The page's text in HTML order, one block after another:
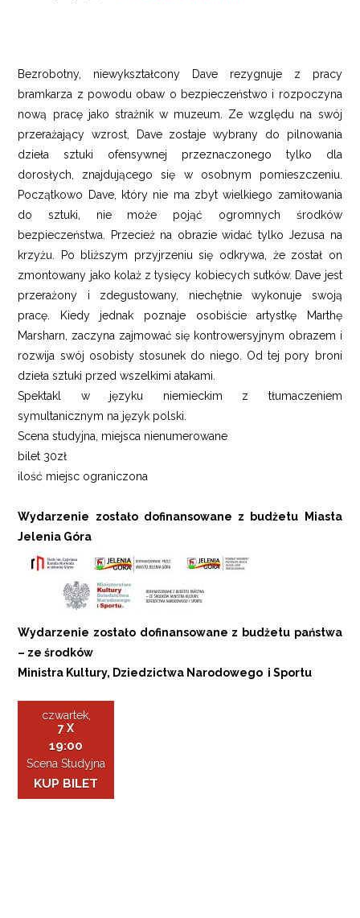
Bezrobotny, niewykształcony Dave rezygnuje z pracy
bramkarza z powodu obaw o bezpieczeństwo i rozpoczyna
nową pracę jako strażnik w muzeum. Ze względu na swój
przerażający wzrost, Dave zostaje wybrany do pilnowania
dzieła sztuki ofensywnej przeznaczonego tylko dla
dorosłych, znajdującego się w osobnym pomieszczeniu.
Początkowo Dave, który nie ma zbyt wielkiego zamiłowania
do sztuki, nie może pojąć ogromnych środków
bezpieczeństwa. Przecież na obrazie widać tylko Jezusa na
krzyżu. Po bliższym przyjrzeniu się odkrywa, że został on
zmontowany jako kolaż z tysięcy kobiecych sutków. Dave jest
przerażony i zdegustowany, niechętnie wykonuje swoją
pracę. Kiedy jednak poznaje osobiście artystkę Marthę
Marsharn, zaczyna zajmować się kontrowersyjnym obrazem i
rozwija swój osobisty stosunek do niego. Od tej pory broni
dzieła sztuki przed wszelkimi atakami.
Spektakl w języku niemieckim z tłumaczeniem
symultanicznym na język polski.
Scena studyjna, miejsca nienumerowane
bilet 30zł
ilość miejsc ograniczona
Wydarzenie zostało dofinansowane z budżetu Miasta
Jelenia Góra
Wydarzenie zostało dofinansowane z budżetu państwa
– ze środków
Ministra Kultury, Dziedzictwa Narodowego i Sportu
czwartek,
7 X
19:00
Scena Studyjna
KUP BILET